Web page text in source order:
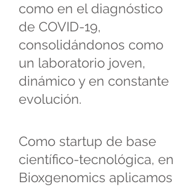
como en el diagnóstico
de COVID-19,
consolidándonos como
un laboratorio joven,
dinámico y en constante
evolución.
Como startup de base
científico-tecnológica, en
Bioxgenomics aplicamos